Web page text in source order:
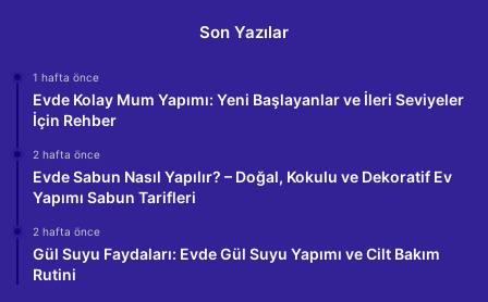
Son Yazılar
1 hafta önce
Evde Kolay Mum Yapımı: Yeni Başlayanlar ve İleri Seviyeler
İçin Rehber
2 hafta önce
Evde Sabun Nasıl Yapılır? – Doğal, Kokulu ve Dekoratif Ev
Yapımı Sabun Tarifleri
2 hafta önce
Gül Suyu Faydaları: Evde Gül Suyu Yapımı ve Cilt Bakım
Rutini